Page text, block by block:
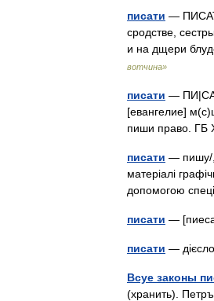
писати —
сродстве,
и на дщери
вотчина»
писати —
[евангелие]
пиши право. ГБ
писати — пишу/,
матеріалі
допомогою
писати —
писати —
Всуе законы
(хранить).